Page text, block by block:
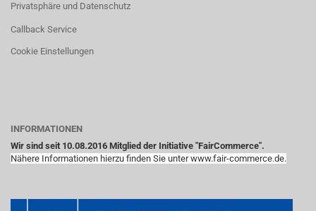
Privatsphäre und Datenschutz
Callback Service
Cookie Einstellungen
INFORMATIONEN
Wir sind seit 10.08.2016 Mitglied der Initiative "FairCommerce".
Nähere Informationen hierzu finden Sie unter www.fair-commerce.de.